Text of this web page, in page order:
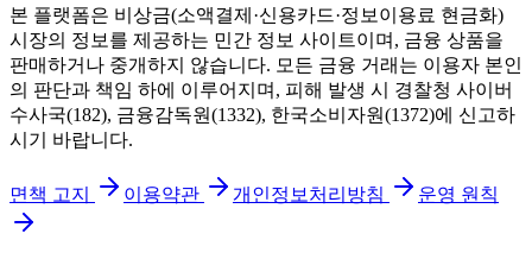
본 플랫폼은 비상금(소액결제·신용카드·정보이용료 현금화)
시장의 정보를 제공하는 민간 정보 사이트이며, 금융 상품을
판매하거나 중개하지 않습니다. 모든 금융 거래는 이용자 본인
의 판단과 책임 하에 이루어지며, 피해 발생 시 경찰청 사이버
수사국(182), 금융감독원(1332), 한국소비자원(1372)에 신고하
시기 바랍니다.
면책 고지 이용약관 개인정보처리방침 운영 원칙